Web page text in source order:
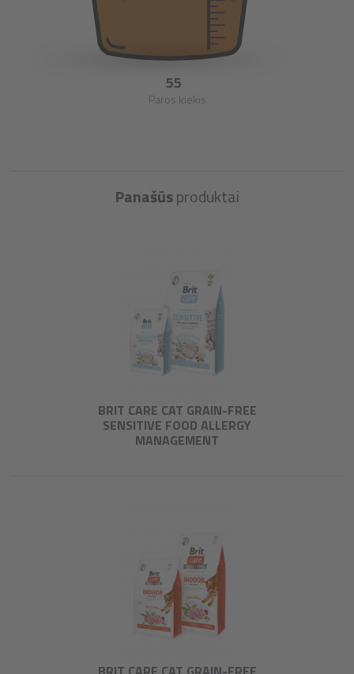
55
Paros kiekis
Panašūsproduktai
BRIT CARE CAT GRAIN-FREE
SENSITIVE FOOD ALLERGY
MANAGEMENT